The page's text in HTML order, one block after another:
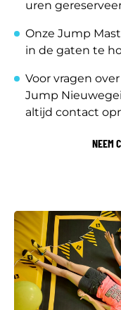
uren
Onze Jump
in de gaten te
Voor vragen
Jump
altijd contact
NEEM